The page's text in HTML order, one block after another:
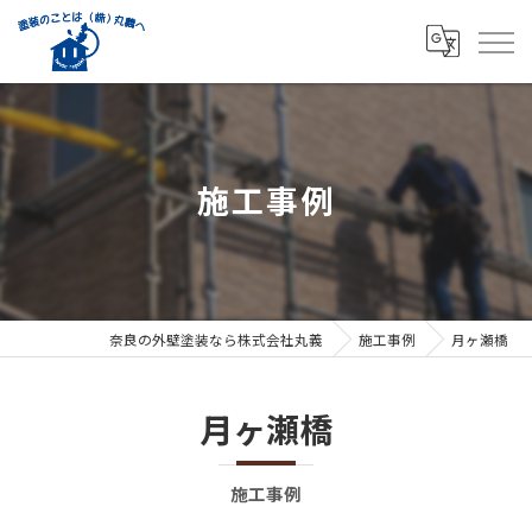
施工事例
奈良の外壁塗装なら株式会社丸義 施工事例 月ヶ瀬橋
施工事例
月ヶ瀬橋